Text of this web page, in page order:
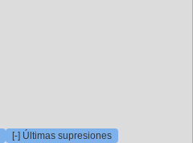
[-] Últimas supresiones